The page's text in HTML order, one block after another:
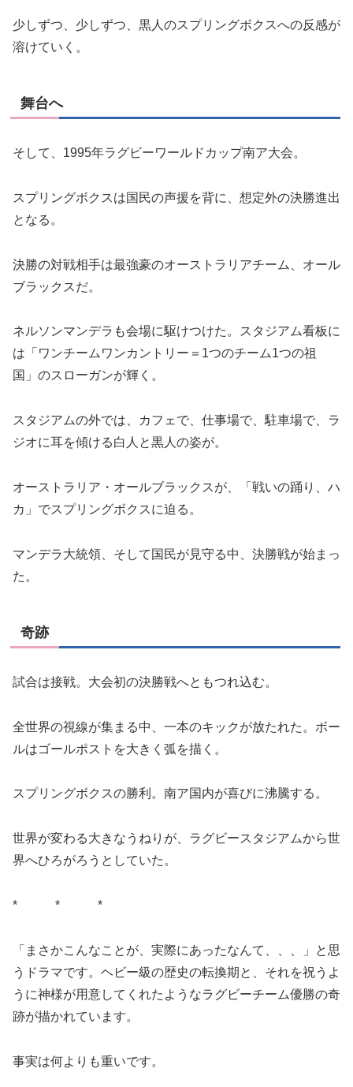
少しずつ、少しずつ、黒人のスプリングボクスへの反感が
溶けていく。
舞台へ
そして、 1995年ラグビーワールドカップ南ア大会。
スプリングボクスは国民の声援を背に、想定外の決勝進出
となる。
決勝の対戦相手は最強豪のオーストラリアチーム、オール
ブラックスだ。
ネルソンマンデラも会場に駆けつけた。スタジアム看板に
は「ワンチームワンカントリー＝ 1つのチーム1つの祖
国」のスローガンが輝く。
スタジアムの外では、カフェで、仕事場で、駐車場で、ラ
ジオに耳を傾ける白人と黒人の姿が。
オーストラリア・オールブラックスが、「戦いの踊り、ハ
カ」でスプリングボクスに迫る。
マンデラ大統領、そして国民が見守る中、決勝戦が始まっ
た。
奇跡
試合は接戦。大会初の決勝戦へともつれ込む。
全世界の視線が集まる中、一本のキックが放たれた。ボー
ルはゴールポストを大きく弧を描く。
スプリングボクスの勝利。南ア国内が喜びに沸騰する。
世界が変わる大きなうねりが、ラグビースタジアムから世
界へひろがろうとしていた。
* * *
「まさかこんなことが、実際にあったなんて、、、」と思
うドラマです。ヘビー級の歴史の転換期と、それを祝うよ
うに神様が用意してくれたようなラグビーチーム優勝の奇
跡が描かれています。
事実は何よりも重いです。